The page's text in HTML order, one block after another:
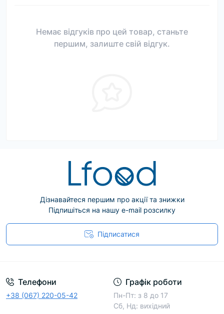
Немає відгуків про цей товар, станьте
першим, залиште свій відгук.
Дізнавайтеся першим про акції та знижки
Підпишіться на нашу e-mail розсилку
Підписатися
Телефони
+38 (067) 220-05-42
Графік роботи
Пн-Пт: з 8 до 17
Сб, Нд: вихідний